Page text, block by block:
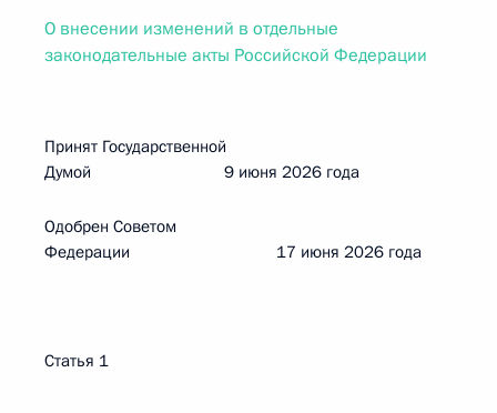
О внесении изменений в отдельные
законодательные акты Российской Федерации
Принят Государственной
Думой 9 июня 2026 года
Одобрен Советом
Федерации 17 июня 2026 года
Статья 1